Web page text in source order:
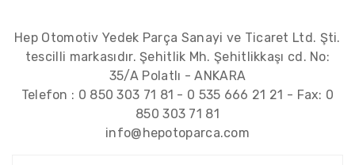
Hep Otomotiv Yedek Parça Sanayi ve Ticaret Ltd. Şti.
tescilli markasıdır. Şehitlik Mh. Şehitlikkaşı cd. No:
35/A Polatlı - ANKARA
Telefon : 0 850 303 71 81 - 0 535 666 21 21 - Fax: 0
850 303 71 81
info@hepotoparca.com